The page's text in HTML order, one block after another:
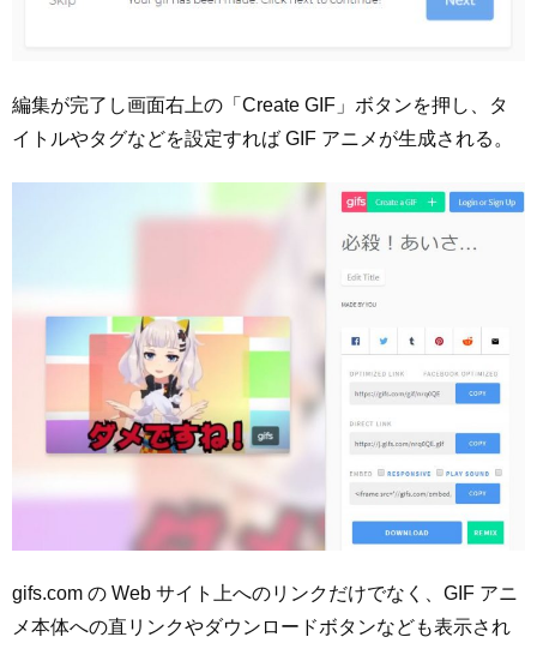
編集が完了し画面右上の「Create GIF」ボタンを押し、タ
イトルやタグなどを設定すれば GIF アニメが生成される。
gifs.com の Web サイト上へのリンクだけでなく、GIF アニ
メ本体への直リンクやダウンロードボタンなども表示され